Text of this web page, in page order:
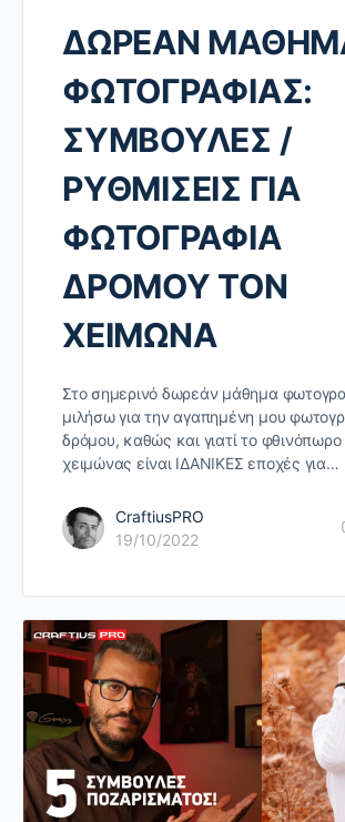
ΔΩΡΕΑΝ
ΦΩΤΟΓΡΑΦΙΑΣ:
ΣΥΜΒΟΥΛΕΣ /
ΡΥΘΜΙΣΕΙΣ ΓΙΑ
ΦΩΤΟΓΡΑΦΙΑ
ΔΡΟΜΟΥ ΤΟΝ
ΧΕΙΜΩΝΑ
Στο σημερινό δωρεάν μάθημα
μιλήσω για την αγαπημένη μου
δρόμου, καθώς και γιατί το φθινόπωρο
χειμώνας είναι ΙΔΑΝΙΚΕΣ εποχές για…
CraftiusPRO
19/10/2022